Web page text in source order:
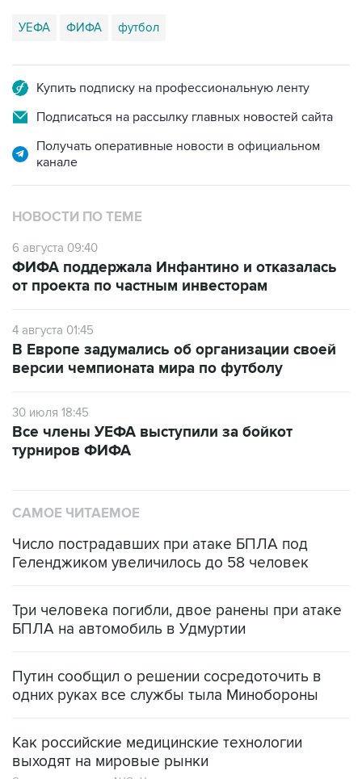
УЕФА ФИФА футбол
Купить подписку на профессиональную ленту
Подписаться на рассылку главных новостей сайта
Получать оперативные новости в официальном
канале
НОВОСТИ ПО ТЕМЕ
6 августа 09:40
ФИФА поддержала Инфантино и отказалась
от проекта по частным инвесторам
4 августа 01:45
В Европе задумались об организации своей
версии чемпионата мира по футболу
30 июля 18:45
Все члены УЕФА выступили за бойкот
турниров ФИФА
САМОЕ ЧИТАЕМОЕ
Число пострадавших при атаке БПЛА под
Геленджиком увеличилось до 58 человек
Три человека погибли, двое ранены при атаке
БПЛА на автомобиль в Удмуртии
Путин сообщил о решении сосредоточить в
одних руках все службы тыла Минобороны
Как российские медицинские технологии
выходят на мировые рынки